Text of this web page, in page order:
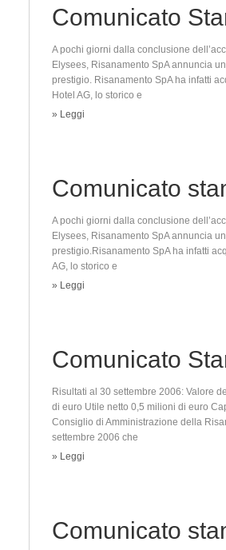
Comunicato
A pochi giorni dalla conclusione
Elysees, Risanamento SpA annuncia
prestigio. Risanamento SpA ha infatti
Hotel AG, lo storico e
» Leggi
Comunicato
A pochi giorni dalla conclusione
Elysees, Risanamento SpA annuncia
prestigio.Risanamento SpA ha infatti
AG, lo storico e
» Leggi
Comunicato
Risultati al 30 settembre 2006: Valore
di euro Utile netto 0,5 milioni di euro
Consiglio di Amministrazione della
settembre 2006 che
» Leggi
Comunicato